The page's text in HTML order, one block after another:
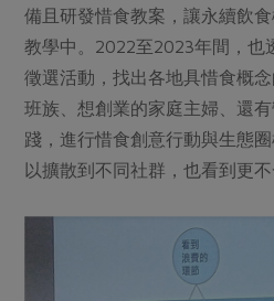
備且研發惜食教案，讓永續飲
教學中。2022至2023年間，也
徵選活動，找出各地具惜食概
班族、想創業的家庭主婦、還
踐，進行惜食創意行動與生態
以擴散到不同社群，也看到更不